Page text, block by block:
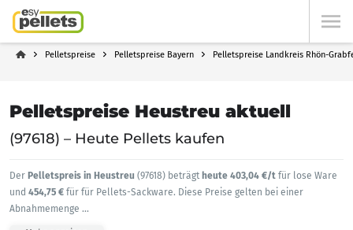
Pelletspreise Pelletspreise Bayern Pelletspreise Landkreis Rhön-
Pelletspreise Heustreu aktuell
(97618) – Heute Pellets kaufen
Der Pelletspreis in Heustreu (97618) beträgt heute 403,04 €/t für lose Ware
und 454,75 € für für Pellets-Sackware. Diese Preise gelten bei einer
Abnahmemenge ...